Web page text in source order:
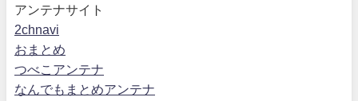
アンテナサイト
2chnavi
おまとめ
つべこアンテナ
なんでもまとめアンテナ